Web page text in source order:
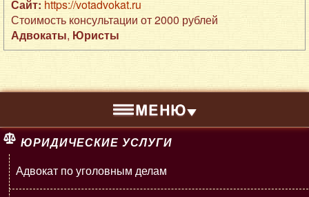
Сайт: https://votadvokat.ru
Стоимость консультации от 2000 рублей
Адвокаты, Юристы
ЮРИДИЧЕСКИЕ УСЛУГИ
Адвокат по уголовным делам